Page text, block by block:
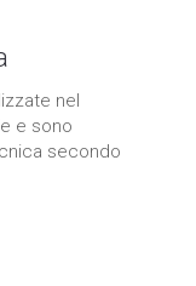
nel
e sono
secondo